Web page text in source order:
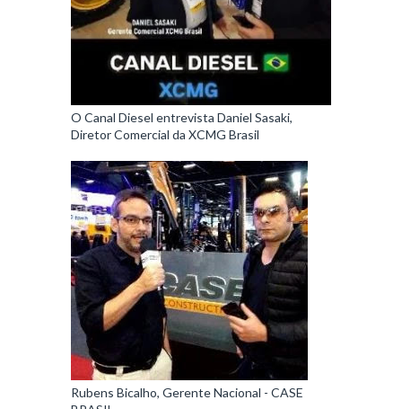
O Canal Diesel entrevista Daniel Sasaki,
Diretor Comercial da XCMG Brasil
Rubens Bicalho, Gerente Nacional - CASE